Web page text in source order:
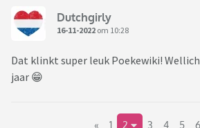
Dutchgirly
16-11-2022 om 10:28
Dat klinkt super leuk Poekewiki!
jaar 😁
« 1 2 3 4 5 6